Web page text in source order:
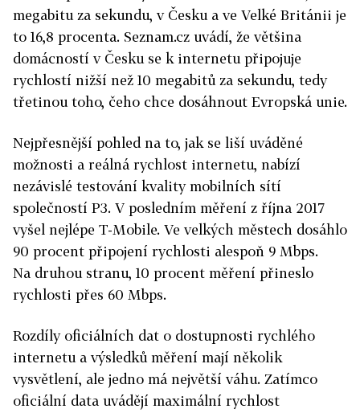
megabitu za sekundu, v Česku a ve Velké Británii je
to 16,8 procenta. Seznam.cz uvádí, že většina
domácností v Česku se k internetu připojuje
rychlostí nižší než 10 megabitů za sekundu, tedy
třetinou toho, čeho chce dosáhnout Evropská unie.
Nejpřesnější pohled na to, jak se liší uváděné
možnosti a reálná rychlost internetu, nabízí
nezávislé testování kvality mobilních sítí
společností P3. V posledním měření z října 2017
vyšel nejlépe T-Mobile. Ve velkých městech dosáhlo
90 procent připojení rychlosti alespoň 9 Mbps.
Na druhou stranu, 10 procent měření přineslo
rychlosti přes 60 Mbps.
Rozdíly oficiálních dat o dostupnosti rychlého
internetu a výsledků měření mají několik
vysvětlení, ale jedno má největší váhu. Zatímco
oficiální data uvádějí maximální rychlost